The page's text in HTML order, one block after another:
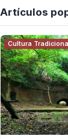
Artículos
Cultura